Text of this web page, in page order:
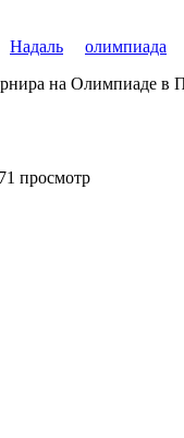
Надаль олимпиада
на
просмотр